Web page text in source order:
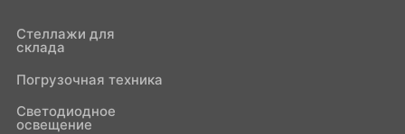
Стеллажи для
склада
Погрузочная техника
Светодиодное
освещение